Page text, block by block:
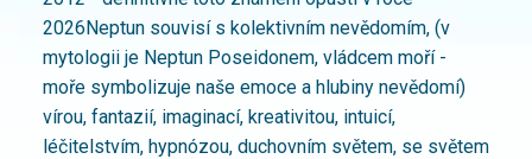
2026Neptun souvisí s kolektivním nevědomím, (v
mytologii je Neptun Poseidonem, vládcem moří -
moře symbolizuje naše emoce a hlubiny nevědomí)
vírou, fantazií, imaginací, kreativitou, intuicí,
léčitelstvím, hypnózou, duchovním světem, se světem